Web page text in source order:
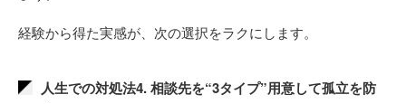
経験から得た実感が、次の選択をラクにします。
人生での対処法4. 相談先を“3タイプ”用意して孤立を防